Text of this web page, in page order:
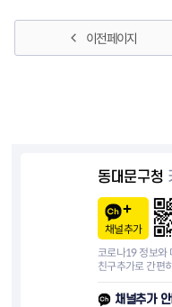
이전 페이지
동대문구청
채널추가
코로나19 정보와
친구추가로 간편
채널추가